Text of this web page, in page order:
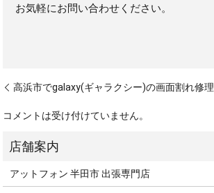
お気軽にお問い合わせください。
高浜市でgalaxy(ギャラクシー)の画面割れ修理
コメントは受け付けていません。
アットフォン 半田市 出張専門店